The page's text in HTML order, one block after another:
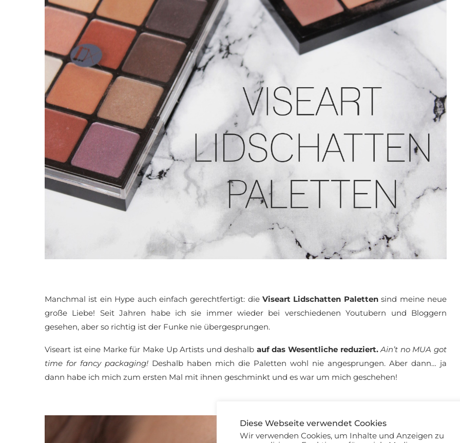
Manchmal ist ein Hype auch einfach gerechtfertigt: dieViseart Lidschatten Palettensind meine neue
große Liebe! Seit Jahren habe ich sie immer wieder bei verschiedenen Youtubern und Bloggern
gesehen, aber so richtig ist der Funke nie übergesprungen.
Viseart ist eine Marke für Make Up Artists und deshalb auf das Wesentliche reduziert. Ain’t no MUA got
time for fancy packaging! Deshalb haben mich die Paletten wohl nie angesprungen. Aber dann… ja
dann habe ich mich zum ersten Mal mit ihnen geschminkt und es war um mich geschehen!
Diese Webseite verwendet Cookies
Wir verwenden Cookies, um Inhalte und Anzeigen zu